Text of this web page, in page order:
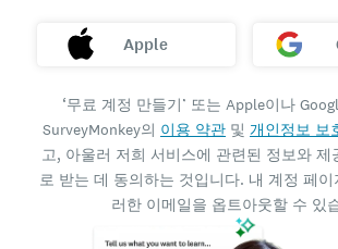
Apple
‘무료 계정 만들기’ 또는 Apple이나
SurveyMonkey의 이용 약관 및 개인정보 보
고, 아울러 저희 서비스에 관련된 정보와 제
로 받는 데 동의하는 것입니다. 내 계정 페
러한 이메일을 옵트아웃할 수 있